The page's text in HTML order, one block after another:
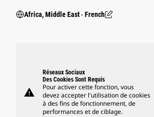
Africa, Middle East ‧ French
warning
Réseaux Sociaux
Des Cookies Sont Requis
Pour activer cette fonction, vous
devez accepter l'utilisation de cookies
à des fins de fonctionnement, de
performances et de ciblage.